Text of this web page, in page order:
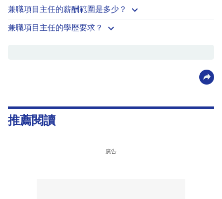
兼職項目主任的薪酬範圍是多少？
兼職項目主任的學歷要求？
推薦閱讀
廣告